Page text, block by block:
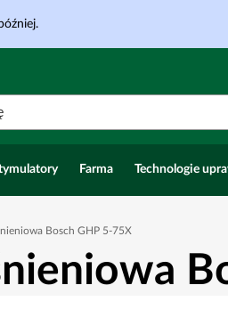
Farma Technologie
Bosch GHP 5-75X